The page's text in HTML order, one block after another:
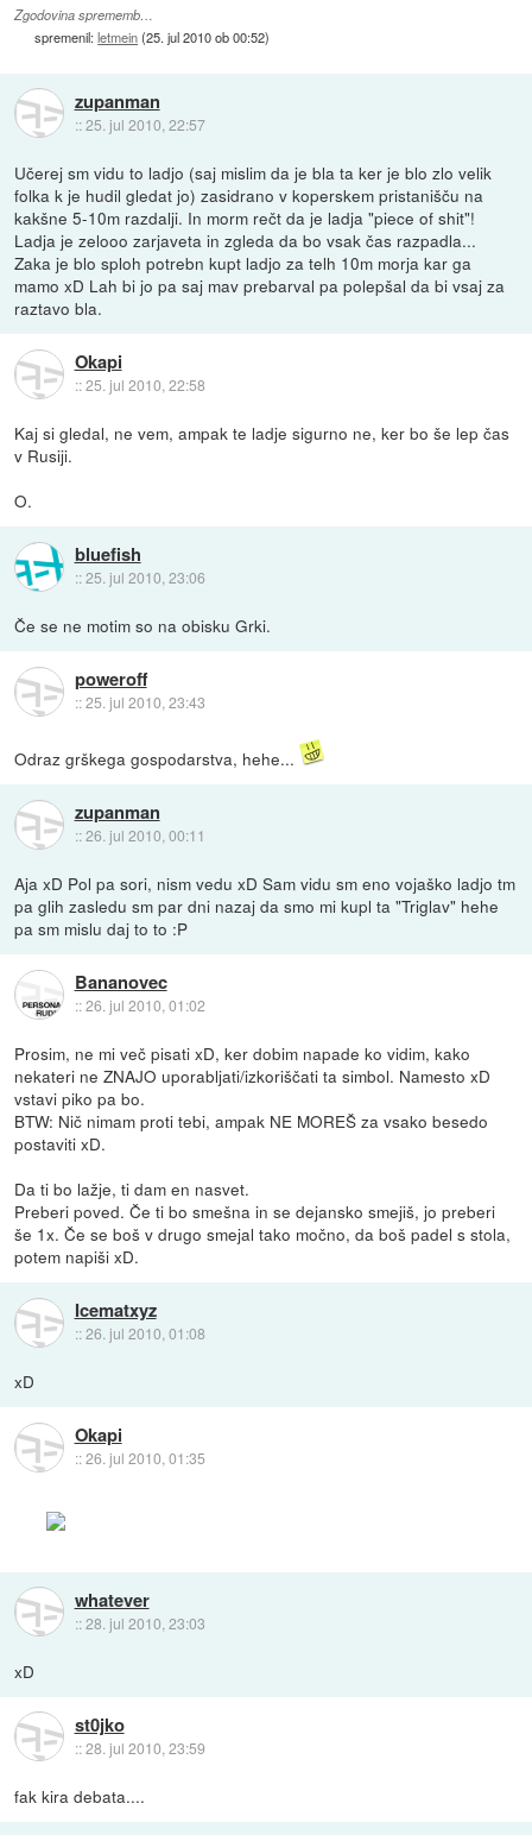
Zgodovina sprememb…
spremenil:letmein(25. jul 2010 ob 00:52)
zupanman
::25. jul 2010, 22:57
Učerej sm vidu to ladjo (saj mislim da je bla ta ker je blo zlo velik
folka k je hudil gledat jo) zasidrano v koperskem pristanišču na
kakšne 5-10m razdalji. In morm rečt da je ladja "piece of shit"!
Ladja je zelooo zarjaveta in zgleda da bo vsak čas razpadla...
Zaka je blo sploh potrebn kupt ladjo za telh 10m morja kar ga
mamo xD Lah bi jo pa saj mav prebarval pa polepšal da bi vsaj za
raztavo bla.
Okapi
::25. jul 2010, 22:58
Kaj si gledal, ne vem, ampak te ladje sigurno ne, ker bo še lep čas
v Rusiji.
O.
bluefish
::25. jul 2010, 23:06
Če se ne motim so na obisku Grki.
poweroff
::25. jul 2010, 23:43
Odraz grškega gospodarstva, hehe...
zupanman
::26. jul 2010, 00:11
Aja xD Pol pa sori, nism vedu xD Sam vidu sm eno vojaško ladjo tm
pa glih zasledu sm par dni nazaj da smo mi kupl ta "Triglav" hehe
pa sm mislu daj to to :P
Bananovec
::26. jul 2010, 01:02
Prosim, ne mi več pisati xD, ker dobim napade ko vidim, kako
nekateri ne ZNAJO uporabljati/izkoriščati ta simbol. Namesto xD
vstavi piko pa bo.
BTW: Nič nimam proti tebi, ampak NE MOREŠ za vsako besedo
postaviti xD.
Da ti bo lažje, ti dam en nasvet.
Preberi poved. Če ti bo smešna in se dejansko smejiš, jo preberi
še 1x. Če se boš v drugo smejal tako močno, da boš padel s stola,
potem napiši xD.
Icematxyz
::26. jul 2010, 01:08
xD
Okapi
::26. jul 2010, 01:35
whatever
::28. jul 2010, 23:03
xD
st0jko
::28. jul 2010, 23:59
fak kira debata....